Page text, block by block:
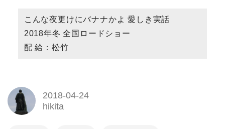
こんな夜更けにバナナかよ 愛しき実話
2018年冬 全国ロードショー
配 給：松竹
2018-04-24
hikita